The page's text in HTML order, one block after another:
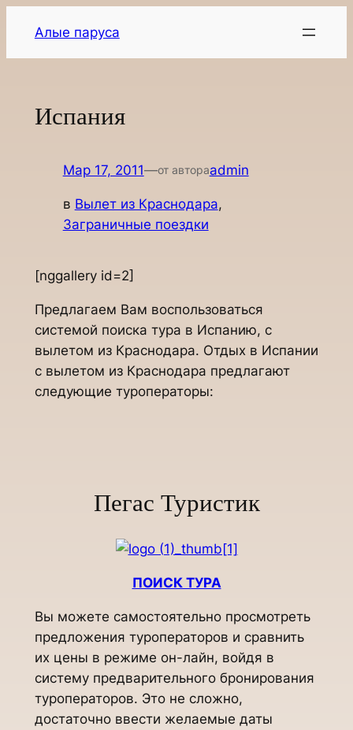
содержимому
Алые паруса
Испания
Мар 17, 2011—от автораadmin
в Вылет из Краснодара
Заграничные поездки
[nggallery id=2]
Предлагаем Вам воспользоваться
системой поиска тура в Испанию, с
вылетом из Краснодара. Отдых в Испании
с вылетом из Краснодара предлагают
следующие туроператоры:
Пегас Туристик
ПОИСК ТУРА
Вы можете самостоятельно просмотреть
предложения туроператоров и сравнить
их цены в режиме он-лайн, войдя в
систему предварительного бронирования
туроператоров. Это не сложно,
достаточно ввести желаемые даты